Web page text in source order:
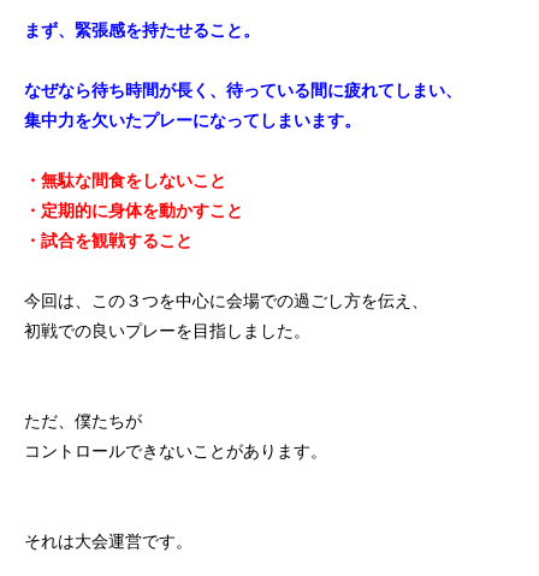
まず、緊張感を持たせること。
なぜなら待ち時間が長く、待っている間に疲れてしまい、
集中力を欠いたプレーになってしまいます。
・無駄な間食をしないこと
・定期的に身体を動かすこと
・試合を観戦すること
今回は、この３つを中心に会場での過ごし方を伝え、
初戦での良いプレーを目指しました。
ただ、僕たちが
コントロールできないことがあります。
それは大会運営です。